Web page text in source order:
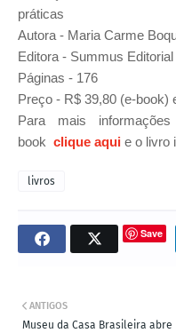
práticas
Autora - Maria Carme
Editora - Summus Editorial
Páginas - 176
Preço - R$ 39,80 (e-book)
Para mais
book clique aqui e o livro
livros
Save
ANTIGOS
Museu da Casa Brasileira abre